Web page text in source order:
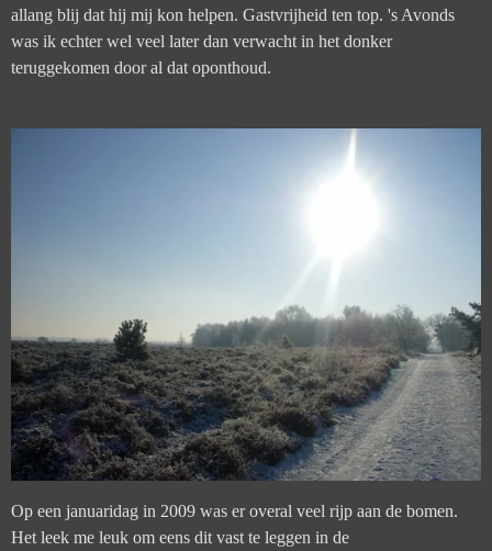
allang blij dat hij mij kon helpen. Gastvrijheid ten top. 's Avonds
was ik echter wel veel later dan verwacht in het donker
teruggekomen door al dat oponthoud.
Op een januaridag in 2009 was er overal veel rijp aan de bomen.
Het leek me leuk om eens dit vast te leggen in de